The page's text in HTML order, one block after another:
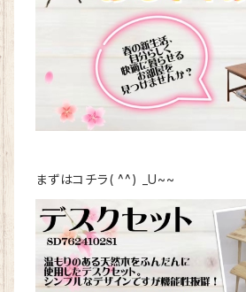
まずはコチラ( ^^) _U~~